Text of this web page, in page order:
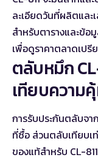
ละเอียดวันที่ผลิตและ
สำหรับตารางและข้อ
เพื่อดูราคาตลาดเปรี
ตลับหมึก
เทียบความ
การรับประกันตลับจ
ที่ซื้อ ส่วนตลับเทียบ
ของแท้สำหรับ CL-